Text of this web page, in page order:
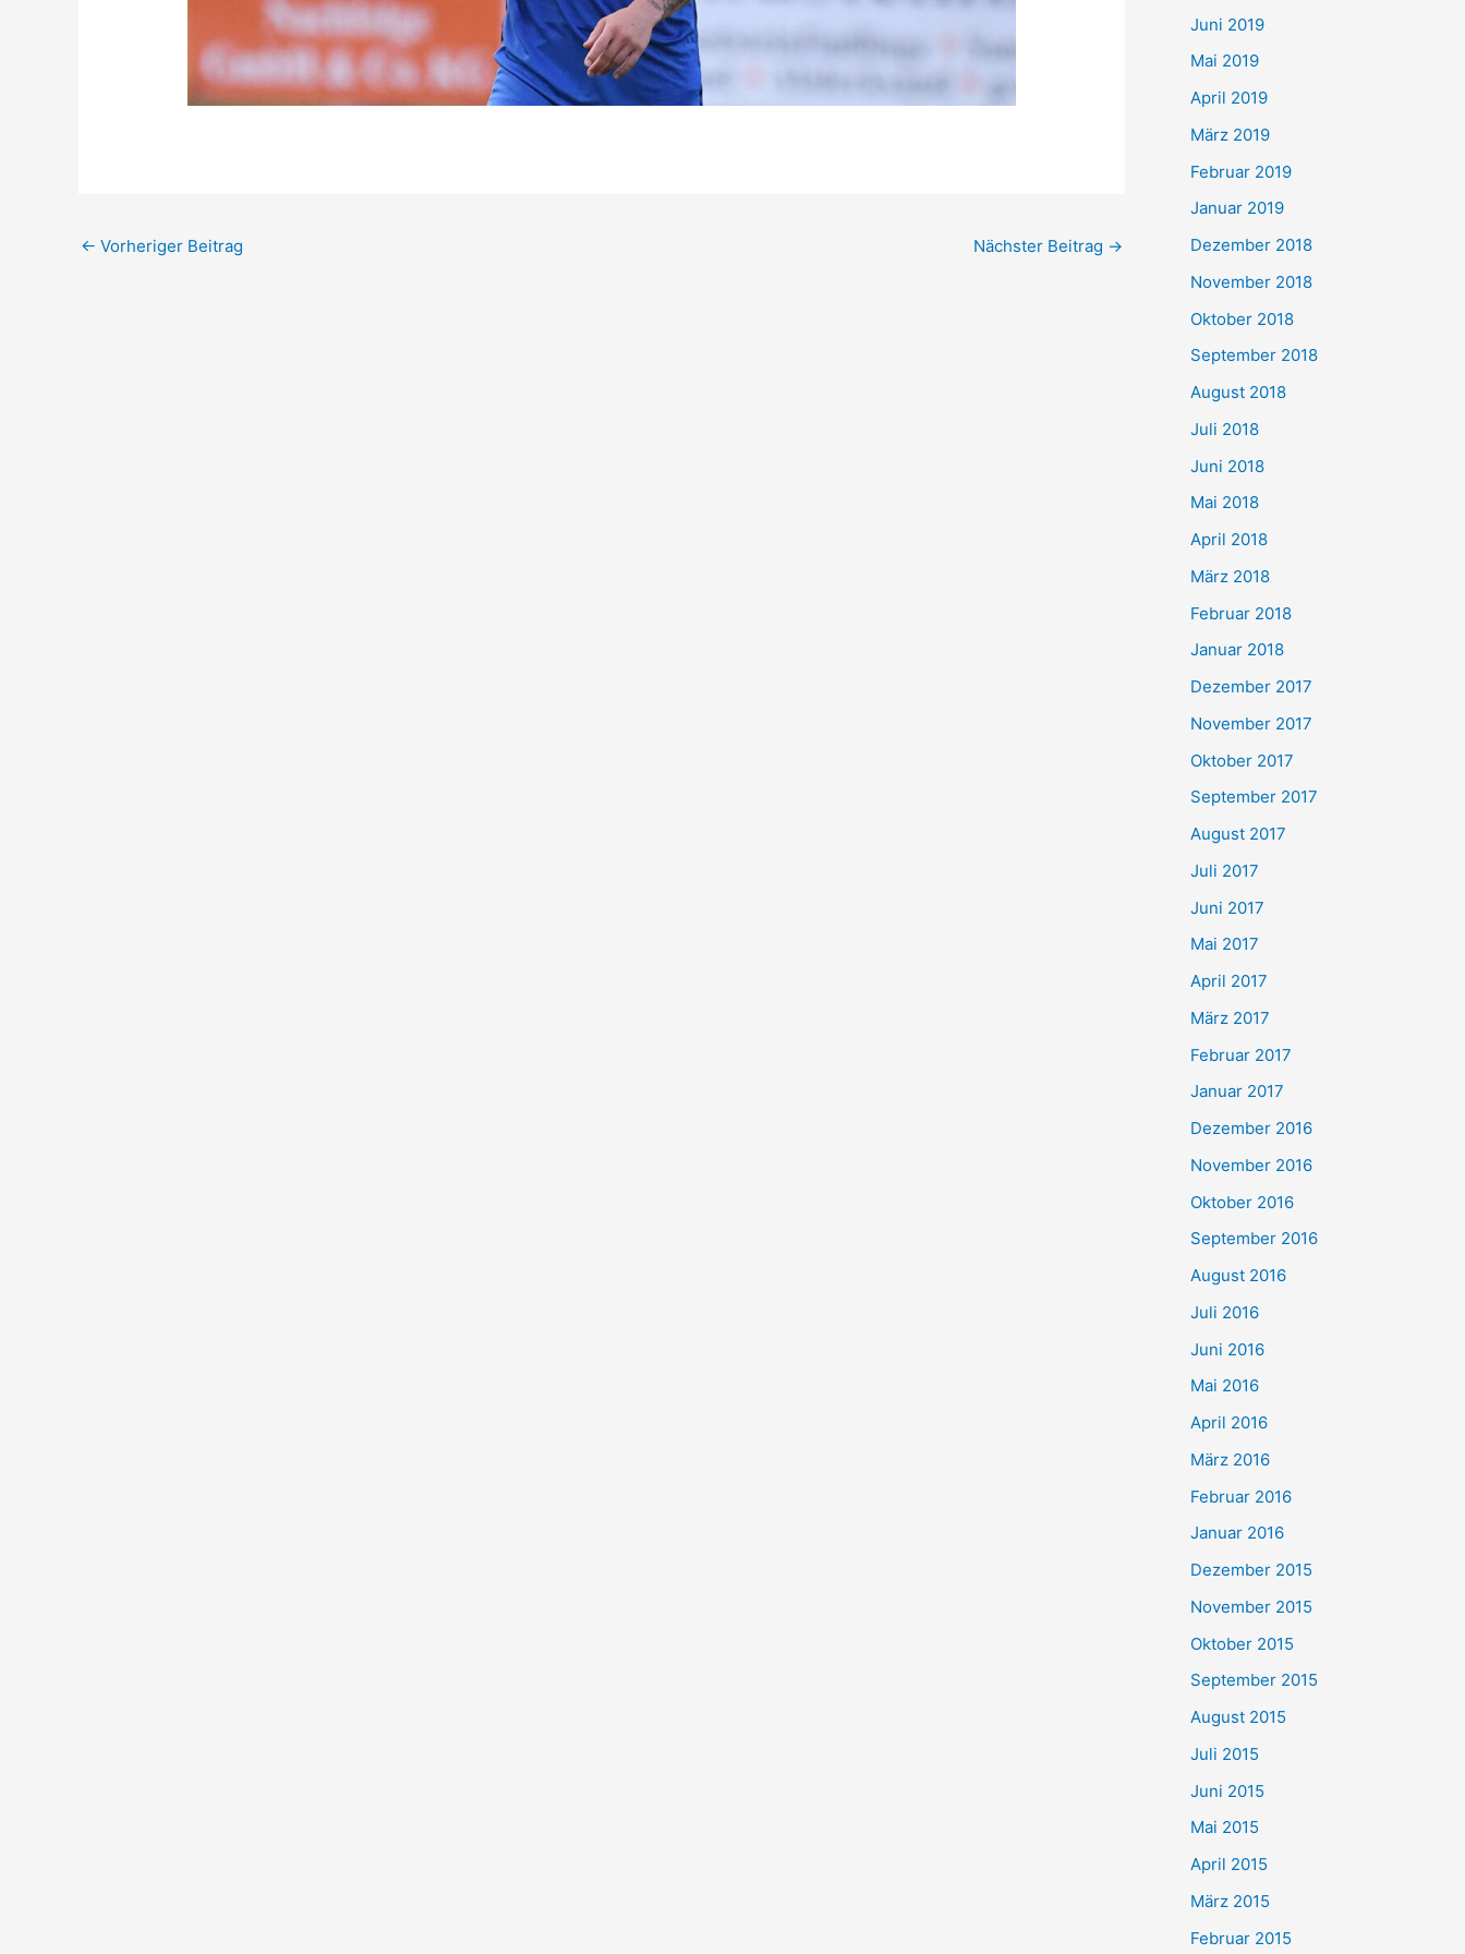
← Vorheriger Beitrag Nächster Beitrag →
Juni 2019
Mai 2019
April 2019
März 2019
Februar 2019
Januar 2019
Dezember 2018
November 2018
Oktober 2018
September 2018
August 2018
Juli 2018
Juni 2018
Mai 2018
April 2018
März 2018
Februar 2018
Januar 2018
Dezember 2017
November 2017
Oktober 2017
September 2017
August 2017
Juli 2017
Juni 2017
Mai 2017
April 2017
März 2017
Februar 2017
Januar 2017
Dezember 2016
November 2016
Oktober 2016
September 2016
August 2016
Juli 2016
Juni 2016
Mai 2016
April 2016
März 2016
Februar 2016
Januar 2016
Dezember 2015
November 2015
Oktober 2015
September 2015
August 2015
Juli 2015
Juni 2015
Mai 2015
April 2015
März 2015
Februar 2015